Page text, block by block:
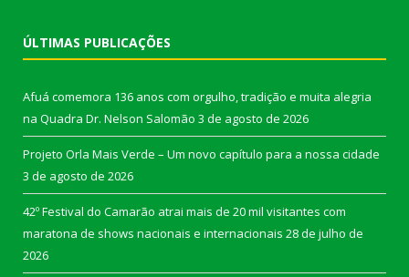
ÚLTIMAS PUBLICAÇÕES
Afuá comemora 136 anos com orgulho, tradição e muita alegria
na Quadra Dr. Nelson Salomão 3 de agosto de 2026
Projeto Orla Mais Verde – Um novo capítulo para a nossa cidade
3 de agosto de 2026
42º Festival do Camarão atrai mais de 20 mil visitantes com
maratona de shows nacionais e internacionais 28 de julho de
2026